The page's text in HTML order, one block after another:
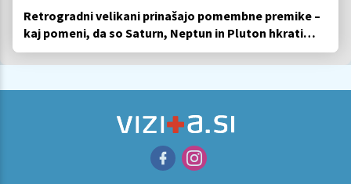
Retrogradni velikani prinašajo pomembne premike –
kaj pomeni, da so Saturn, Neptun in Pluton hkrati
retrogradni?